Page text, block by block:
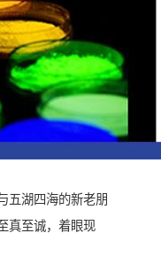
五湖四海的新老朋
真至诚，着眼现